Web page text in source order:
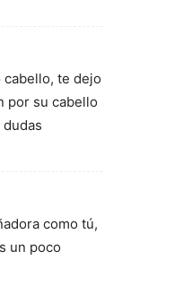
te dejo
por su cabello
como tú,
un poco